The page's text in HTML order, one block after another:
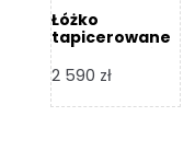
Łóżko
tapicerowane
Design
2 590 zł